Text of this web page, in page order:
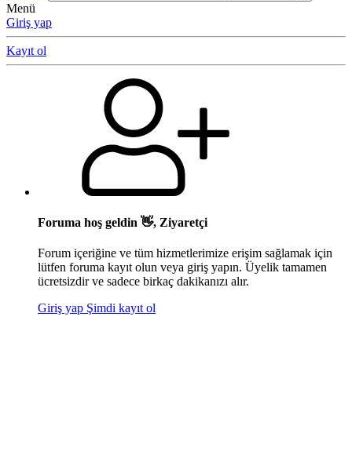
Menü
Giriş yap
Kayıt ol
Foruma hoş geldin 👋, Ziyaretçi
Forum içeriğine ve tüm hizmetlerimize erişim sağlamak için
lütfen foruma kayıt olun veya giriş yapın. Üyelik tamamen
ücretsizdir ve sadece birkaç dakikanızı alır.
Giriş yap Şimdi kayıt ol